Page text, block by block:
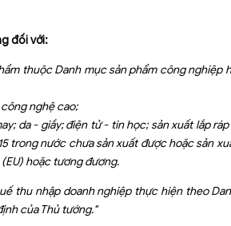
đối với:
thuộc Danh mục sản phẩm công nghiệp
nghệ cao;
da - giầy; điện tử - tin học; sản xuất lắp ráp
trong nước chưa sản xuất được hoặc sản
hoặc tương đương.
thu nhập doanh nghiệp thực hiện theo
của Thủ tướng."